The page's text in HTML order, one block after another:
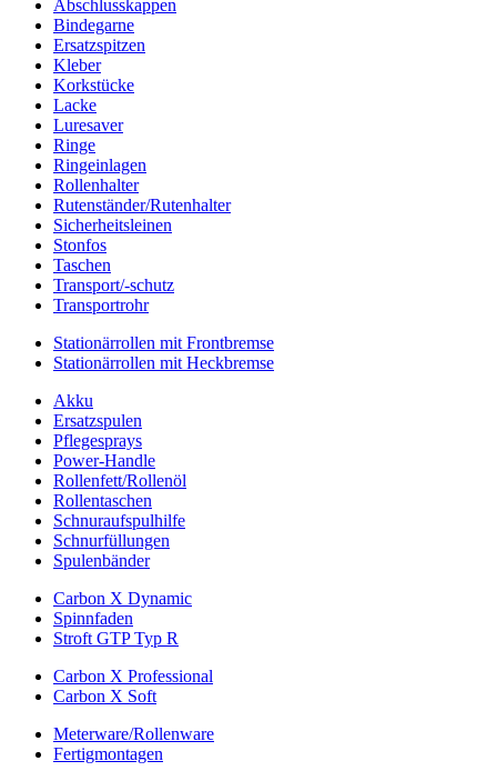
Abschlusskappen
Bindegarne
Ersatzspitzen
Kleber
Korkstücke
Lacke
Luresaver
Ringe
Ringeinlagen
Rollenhalter
Rutenständer/Rutenhalter
Sicherheitsleinen
Stonfos
Taschen
Transport/-schutz
Transportrohr
Stationärrollen mit Frontbremse
Stationärrollen mit Heckbremse
Akku
Ersatzspulen
Pflegesprays
Power-Handle
Rollenfett/Rollenöl
Rollentaschen
Schnuraufspulhilfe
Schnurfüllungen
Spulenbänder
Carbon X Dynamic
Spinnfaden
Stroft GTP Typ R
Carbon X Professional
Carbon X Soft
Meterware/Rollenware
Fertigmontagen